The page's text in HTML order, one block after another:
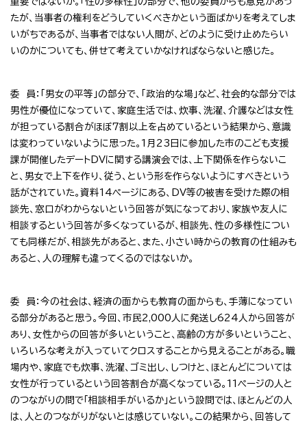
たが、当事者の権利をどうしていくべきかという面ばかりを考えてしま
いがちであるが、当事者ではない人間が、どのように受け止めたらい
いのかについても、併せて考えていかなければならないと感じた。
委 員：「男女の平等」の部分で、「政治的な場」など、社会的な部分では
男性が優位になっていて、家庭生活では、炊事、洗濯、介護などは女性
が担っている割合がほぼ7割以上を占めているという結果から、意識
は変わっていないように思った。1月23日に参加した市のこども支援
課が開催したデートDVに関する講演会では、上下関係を作らないこ
と、男女で上下を作り、従う、という形を作らないようにすべきという
話がされていた。資料14ページにある、DV等の被害を受けた際の相
談先、窓口がわからないという回答が気になっており、家族や友人に
相談するという回答が多くなっているが、相談先、性の多様性につい
ても同様だが、相談先があると、また、小さい時からの教育の仕組みも
あると、人の理解も違ってくるのではないか。
委 員：今の社会は、経済の面からも教育の面からも、手薄になってい
る部分があると思う。今回、市民2,000人に発送し624人から回答が
あり、女性からの回答が多いということ、高齢の方が多いということ、
いろいろな考えが入っていてクロスすることから見えることがある。職
場内や、家庭でも炊事、洗濯、ゴミ出し、しつけと、ほとんどについては
女性が行っているという回答割合が高くなっている。11ページの人と
のつながりの問で「相談相手がいるか」という設問では、ほとんどの人
は、人とのつながりがないとは感じていない。この結果から、回答して